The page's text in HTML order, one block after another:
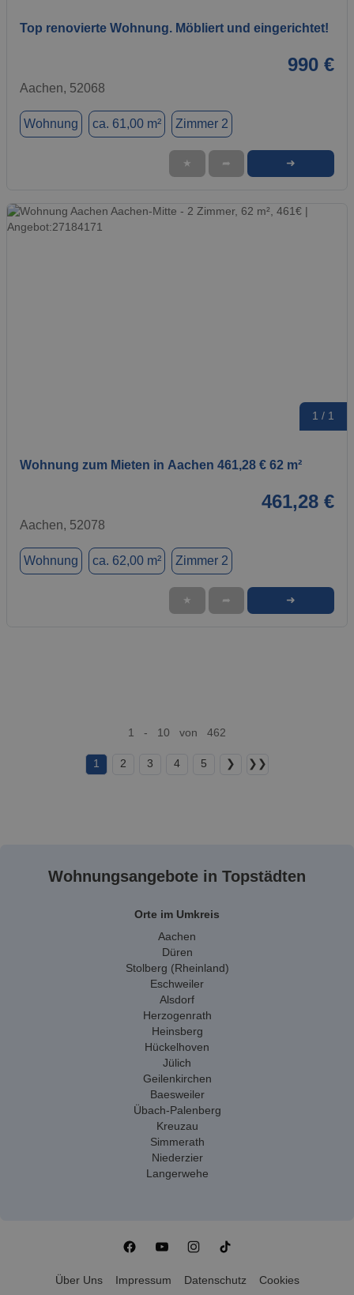
Top renovierte Wohnung. Möbliert und eingerichtet!
990 €
Aachen, 52068
Wohnung ca. 61,00 m² Zimmer 2
★ ➦ ➜
1 / 1
Wohnung zum Mieten in Aachen 461,28 € 62 m²
461,28 €
Aachen, 52078
Wohnung ca. 62,00 m² Zimmer 2
★ ➦ ➜
1 - 10 von 462
1 2 3 4 5 ❯ ❯❯
Wohnungsangebote in Topstädten
Orte im Umkreis
Aachen
Düren
Stolberg (Rheinland)
Eschweiler
Alsdorf
Herzogenrath
Heinsberg
Hückelhoven
Jülich
Geilenkirchen
Baesweiler
Übach-Palenberg
Kreuzau
Simmerath
Niederzier
Langerwehe
Über Uns Impressum Datenschutz Cookies